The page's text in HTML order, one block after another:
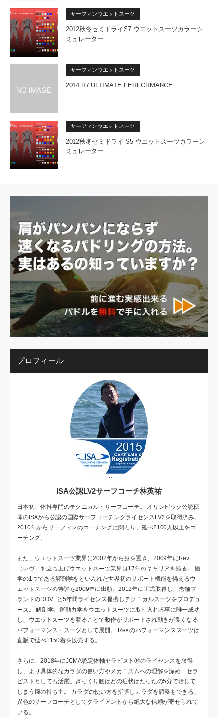
サーフィンウエットスーツ
2012秋冬セミドライS7 ウエットスーツカラーシ
ミュレーター
サーフィンウエットスーツ
2014 R7 ULTIMATE PERFORMANCE
サーフィンウエットスーツ
2012秋冬セミドライ S5 ウエットスーツカラーシ
ミュレーター
プロフィール
ISA公認LV2サーフコーチ林英祐
日本初、体幹専門のテクニカル・サーフコーチ。 オリンピック公認団
体のISAから公認の国際サーフコーチングライセンスLV2を取得済み。
2010年からサーフィンのコーチングに関わり、延べ2100人以上をコ
ーチング。
また、ウエットスーツ業界に2002年から身を置き、2009年にRev.
（レヴ）を立ち上げウエットスーツ業界は17年のキャリアを誇る。 医
学の1つである解剖学をとい入れた世界初のサポート機能を備えるウ
エットスーツの特許を2009年に出願、2012年に正式取得し、老舗ブ
ランドのDOVEと5年間ライセンス提携しテクニカルスーツをプロデュ
ース。 解剖学、運動力学をウエットスーツに取り入れる事に唯一成功
し、ウエットスーツを着ることで動作がサポートされ動きが良くなる
パフォーマンス・スーツとして展開。 Rev.のパフォーマンススーツは
直販で延べ1150着を販売する。
さらに、2018年にJCMA認定体軸セラピストⓇのライセンスを取得
し、より具体的なカラダの使い方やメカニズムへの理解を深め、セラ
ピストとしても活躍。ぎっくり腰はどの症状はたったの5分で治して
しまう腕の持ち主。 カラダの使い方を指導しカラダを調整もできる、
異色のサーフコーチとしてクライアントから絶大な信頼が寄せられて
いる。